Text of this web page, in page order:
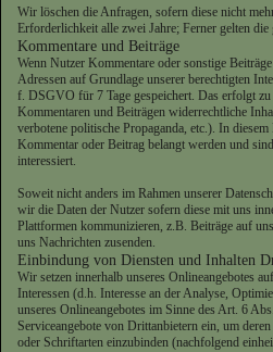
Wir löschen die Anfragen, sofern diese nicht
Erforderlichkeit alle zwei Jahre; Ferner gelten
Kommentare und Beiträge
Wenn Nutzer Kommentare oder sonstige
Adressen auf Grundlage unserer berechtigten
f. DSGVO für 7 Tage gespeichert. Das erfolgt
Kommentaren und Beiträgen widerrechtliche
verbotene politische Propaganda, etc.). In
Kommentar oder Beitrag belangt werden und
interessiert.
Soweit nicht anders im Rahmen unserer
wir die Daten der Nutzer sofern diese mit uns
Plattformen kommunizieren, z.B. Beiträge auf
uns Nachrichten zusenden.
Einbindung von Diensten und Inhalten
Wir setzen innerhalb unseres Onlineangebotes
Interessen (d.h. Interesse an der Analyse,
unseres Onlineangebotes im Sinne des Art. 6
Serviceangebote von Drittanbietern ein, um
oder Schriftarten einzubinden (nachfolgend